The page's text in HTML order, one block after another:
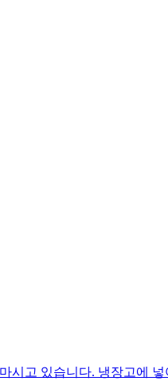
시고 있습니다. 냉장고에